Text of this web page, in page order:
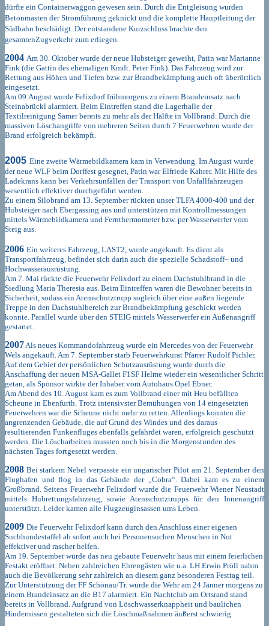
dürfte ein Containerwaggon gewesen sein. Durch die Entgleisung wurden
Betonmasten der Stromführung geknickt und die komplette Hauptleitung der
Südbahn beschädigt. Der entstandene Kurzschluss brachte den
gesamtenZugverkehr zum erliegen.
2004 Am 30. Oktober wurde der neue Hubsteiger geweiht, Patin war Marianne
Fink (die Gattin des ehemaligen Kmdt. Peter Fink). Das Fahrzeug wird zur
Rettung aus Höhen und Tiefen bzw. zur Brandbekämpfung auch oft überörtlich
eingesetzt.
Am 09.August wurde Felixdorf frühmorgens zu einem Brandeinsatz nach
Steinabrückl alarmiert. Beim Eintreffen stand die Lagerhalle der
Textilreinigung Samer bereits zu mehr als der Hälfte in Vollbrand. Durch die
massiven Löschangriffe von mehreren Seiten durch 7 Feuerwehren wurde der
Brand erfolgreich bekämpft.
2005 Eine zweite Wärmebildkamera kam in Verwendung. Im August wurde
der neue WLF beim Dorffest gesegnet, Patin war Elfriede Kahrer. Mit Hilfe des
Ladekrans kann bei Verkehrsunfällen der Transport von Unfallfahrzeugen
wesentlich effektiver durchgeführt werden.
Zu einem Silobrand am 13. September rückten unser TLFA 4000-400 und der
Hubsteiger nach Ebergassing aus und unterstützen mit Kontrollmessungen
mittels Wärmebildkamera und Fernthermometer bzw. per Wasserwerfer vom
Steig aus.
2006 Ein weiteres Fahrzeug, LAST2, wurde angekauft. Es dient als
Transportfahrzeug, befindet sich darin auch die spezielle Schadstoff– und
Hochwasserausrüstung.
Am 7. Mai rückte die Feuerwehr Felixdorf zu einem Dachstuhlbrand in die
Siedlung Maria Theresia aus. Beim Eintreffen waren die Bewohner bereits in
Sicherheit, sodass ein Atemschutztrupp sogleich über eine außen liegende
Treppe in den Dachstuhlbereich zur Brandbekämpfung geschickt werden
konnte. Parallel wurde über den STEIG mittels Wasserwerfer ein Außenangriff
gestartet.
2007Als neues Kommandofahrzeug wurde ein Mercedes von der Feuerwehr
Wels angekauft. Am 7. September starb Feuerwehrkurat Pfarrer Rudolf Pichler.
Auf dem Gebiet der persönlichen Schutzausrüstung wurde durch die
Anschaffung der neuen MSA-Gallet F1SF Helme wieder ein wesentlicher Schritt
getan, als Sponsor wirkte der Inhaber vom Autohaus Opel Ebner.
Am Abend des 10. August kam es zum Vollbrand einer mit Heu befüllten
Scheune in Ebenfurth. Trotz intensivster Bemühungen von 14 eingesetzten
Feuerwehren war die Scheune nicht mehr zu retten. Allerdings konnten die
angrenzenden Gebäude, die auf Grund des Windes und des daraus
resultierenden Funkenfluges ebenfalls gefährdet waren, erfolgreich geschützt
werden. Die Löscharbeiten mussten noch bis in die Morgenstunden des
nächsten Tages fortgesetzt werden.
2008 Bei starkem Nebel verpasste ein ungarischer Pilot am 21. September den
Flughafen und flog in das Gebäude der „Cobra“. Dabei kam es zu einem
Großbrand. Seitens Feuerwehr Felixdorf wurde die Feuerwehr Wiener Neustadt
mittels Hubrettungsfahrzeug, sowie Atemschutztrupps für den Innenangriff
unterstützt. Leider kamen alle Flugzeuginsassen ums Leben.
2009 Die Feuerwehr Felixdorf kann durch den Anschluss einer eigenen
Suchhundestaffel ab sofort auch bei Personensuchen Menschen in Not
effektiver und rascher helfen.
Am 19. September wurde das neu gebaute Feuerwehr haus mit einem feierlichen
Festakt eröffnet. Neben zahlreichen Ehrengästen wie u.a. LH Erwin Pröll nahm
auch die Bevölkerung sehr zahlreich an diesem ganz besonderen Festtag teil.
Zur Unterstützung der FF Schönau/Tr. wurde die Wehr am 24.Jänner morgens zu
einem Brandeinsatz an die B17 alarmiert. Ein Nachtclub am Ortsrand stand
bereits in Vollbrand. Aufgrund von Löschwasserknappheit und baulichen
Hindernissen gestalteten sich die Löschmaßnahmen äußerst schwierig.